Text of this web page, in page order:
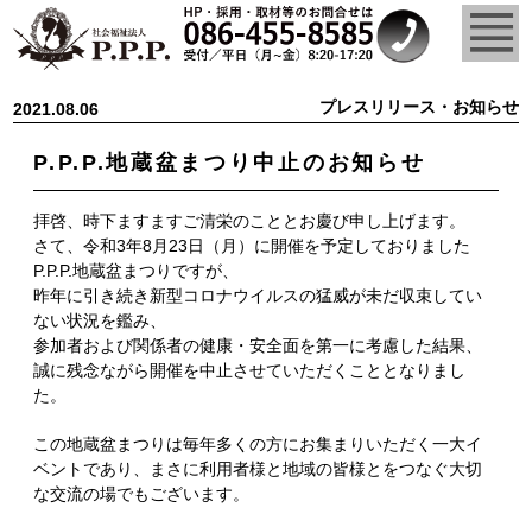
2021.08.06 プレスリリース・お知らせ
P.P.P.地蔵盆まつり中止のお知らせ
拝啓、時下ますますご清栄のこととお慶び申し上げます。
さて、令和3年8月23日（月）に開催を予定しておりました
P.P.P.地蔵盆まつりですが、
昨年に引き続き新型コロナウイルスの猛威が未だ収束してい
ない状況を鑑み、
参加者および関係者の健康・安全面を第一に考慮した結果、
誠に残念ながら開催を中止させていただくこととなりまし
た。
この地蔵盆まつりは毎年多くの方にお集まりいただく一大イ
ベントであり、まさに利用者様と地域の皆様とをつなぐ大切
な交流の場でもございます。